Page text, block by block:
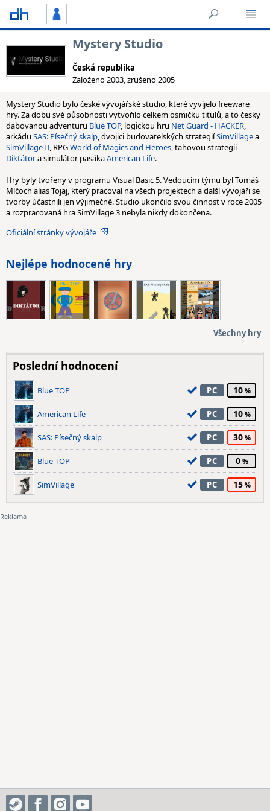
Mystery Studio
Česká republika
Založeno 2003, zrušeno 2005
Mystery Studio bylo české vývojářské studio, které vyvíjelo freeware
hry. Za dobu své působnosti vytvořilo celkem osmičku titulů, a to česky
dabovanou adventuru Blue TOP, logickou hru Net Guard - HACKER,
arkádu SAS: Písečný skalp, dvojici budovatelských strategiíSimVillagea
SimVillage II, RPGWorld of Magics and Heroes, tahovou strategii
Diktátora simulátor pasákaAmerican Life.
Hry byly tvořeny v programu Visual Basic 5. Vedoucím týmu byl Tomáš
Mlčoch alias Tojaj, který pracoval na všech projektech a další vývojáři se
tvorby účastnili jen výjimečně. Studio ukončilo svou činnost v roce 2005
a rozpracovaná hra SimVillage 3 nebyla nikdy dokončena.
Oficiální stránky vývojáře
Nejlépe hodnocené hry
Všechny hry
Poslední hodnocení
Blue TOP PC 10
American Life PC 10
SAS: Písečný skalp PC 30
Blue TOP PC 0
SimVillage PC 15